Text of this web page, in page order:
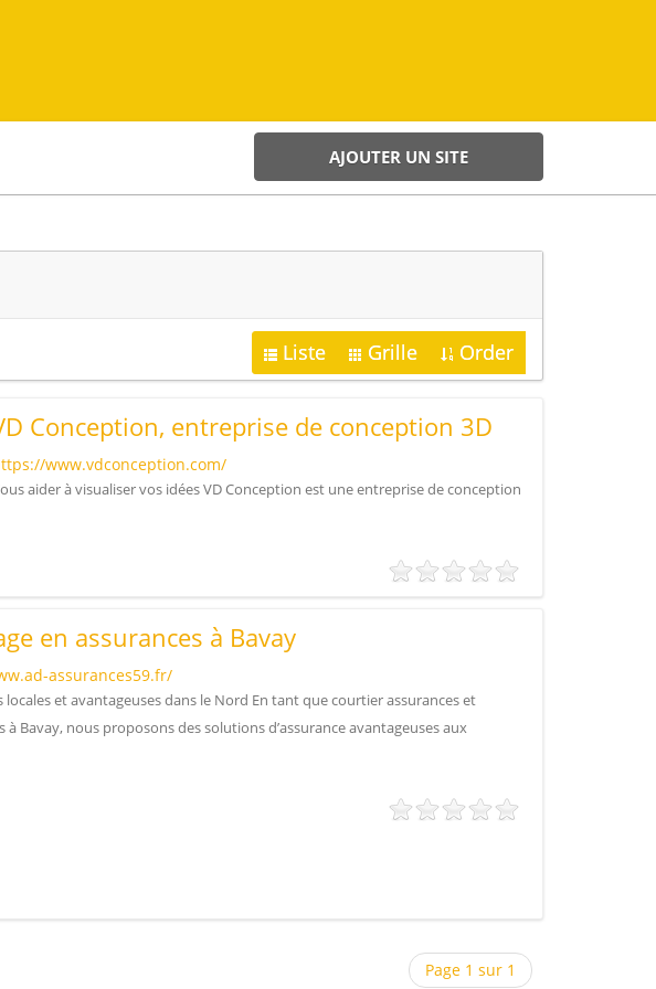
AJOUTER UN SITE
Liste Grille Order
Conception, entreprise de conception 3D
www.vdconception.com/
aider à visualiser vos idées VD Conception est une entreprise de conception
en assurances à Bavay
assurances59.fr/
locales et avantageuses dans le Nord En tant que courtier assurances et
à Bavay, nous proposons des solutions d’assurance avantageuses aux
Page 1 sur 1